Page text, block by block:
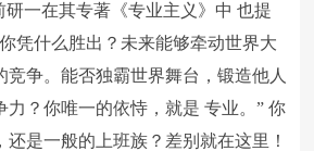
研一在其专著《专业主义》中 也提
凭什么胜出？未来能够牵动世界大
竞争。能否独霸世界舞台，锻造他人
力？你唯一的依恃，就是 专业。” 你
还是一般的上班族？差别就在这里！